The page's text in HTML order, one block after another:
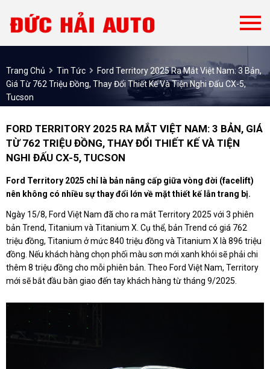
Trang Chủ Tin Tức
Ford Territory 2025 Ra Mắt Việt Nam: 3 Bản,
Giá Từ 762 Triệu Đồng, Thay Đổi Thiết Kế Và Tiện Nghi Đấu CX-5,
Tucson
FORD TERRITORY 2025 RA MẮT VIỆT NAM: 3 BẢN, GIÁ
TỪ 762 TRIỆU ĐỒNG, THAY ĐỔI THIẾT KẾ VÀ TIỆN
NGHI ĐẤU CX-5, TUCSON
Ford Territory 2025 chỉ là bản nâng cấp giữa vòng đời (facelift)
nên không có nhiều sự thay đổi lớn về mặt thiết kế lẫn trang bị.
Ngày 15/8, Ford Việt Nam đã cho ra mắt Territory 2025 với 3 phiên
bản Trend, Titanium và Titanium X. Cụ thể, bản Trend có giá 762
triệu đồng, Titanium ở mức 840 triệu đồng và Titanium X là 896 triệu
đồng. Nếu khách hàng chọn phối màu sơn mới xanh khói sẽ phải chi
thêm 8 triệu đồng cho mỗi phiên bản. Theo Ford Việt Nam, Territory
mới sẽ bắt đầu bàn giao đến tay khách hàng từ tháng 9/2025.